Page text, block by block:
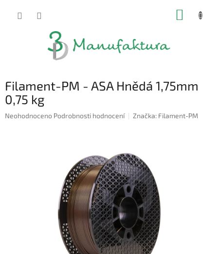
Filament-PM - ASA Hnědá 1,75mm
0,75 kg
Průměrné
Neohodnoceno Podrobnosti hodnocení Značka: Filament-PM